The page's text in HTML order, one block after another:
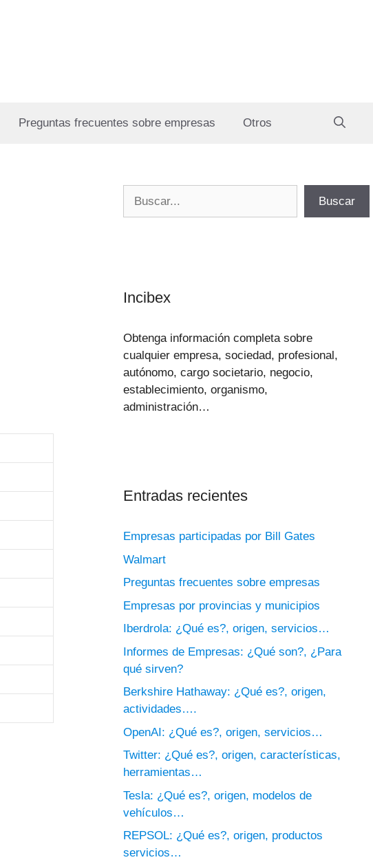
Preguntas frecuentes sobre empresas Otros
Buscar
Incibex
Obtenga información completa sobre
cualquier empresa, sociedad, profesional,
autónomo, cargo societario, negocio,
establecimiento, organismo,
administración…
Entradas recientes
Empresas participadas por Bill Gates
Walmart
Preguntas frecuentes sobre empresas
Empresas por provincias y municipios
Iberdrola: ¿Qué es?, origen, servicios…
Informes de Empresas: ¿Qué son?, ¿Para
qué sirven?
Berkshire Hathaway: ¿Qué es?, origen,
actividades….
OpenAI: ¿Qué es?, origen, servicios…
Twitter: ¿Qué es?, origen, características,
herramientas…
Tesla: ¿Qué es?, origen, modelos de
vehículos…
REPSOL: ¿Qué es?, origen, productos
servicios…